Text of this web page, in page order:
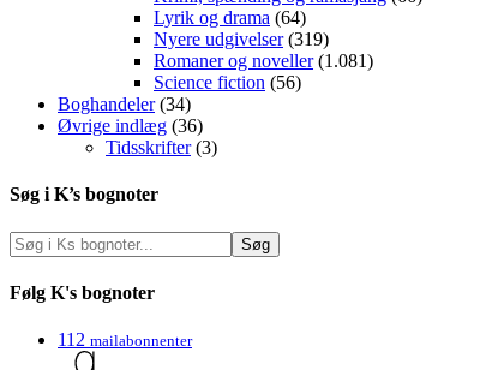
Lyrik og drama (64)
Nyere udgivelser(319)
Romaner og noveller(1.081)
Science fiction (56)
Boghandeler(34)
Øvrige indlæg (36)
Tidsskrifter(3)
Søg i K’s bognoter
Følg K's bognoter
112 mailabonnenter